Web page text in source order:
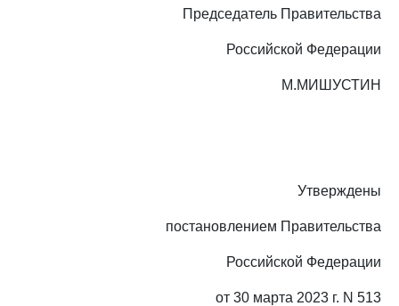
Председатель Правительства
Российской Федерации
М.МИШУСТИН
Утверждены
постановлением Правительства
Российской Федерации
от 30 марта 2023 г. N 513